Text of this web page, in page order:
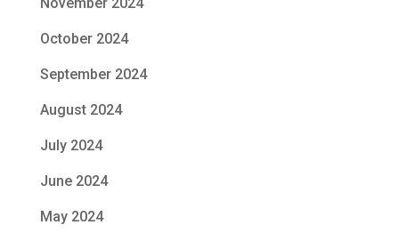
October 2024
September 2024
August 2024
July 2024
June 2024
May 2024